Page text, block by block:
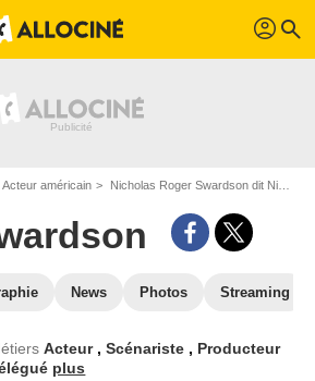
profil search
Acteur américain Nicholas Roger Swardson dit Nick Swardson
News Photos Streaming
Acteur ,Scénariste , Producteur
plus